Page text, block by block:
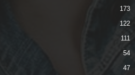
173
122
111
54
47